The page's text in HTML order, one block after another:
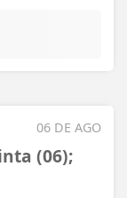
06 DE AGO
(06);